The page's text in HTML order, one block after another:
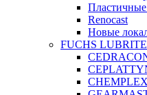
Renocast
Новые
FUCHS
CHEMPLEX